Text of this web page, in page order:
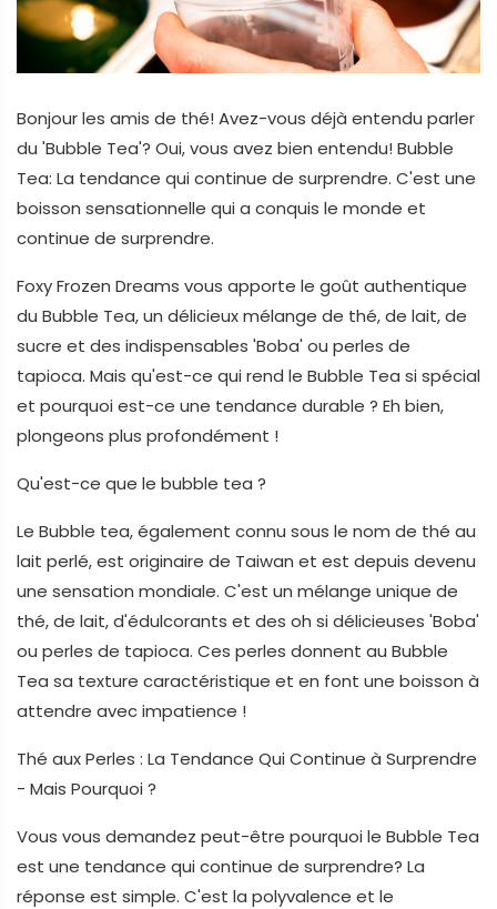
Bonjour les amis de thé! Avez-vous déjà entendu parler
du 'Bubble Tea'? Oui, vous avez bien entendu! Bubble
Tea: La tendance qui continue de surprendre. C'est une
boisson sensationnelle qui a conquis le monde et
continue de surprendre.
Foxy Frozen Dreams vous apporte le goût authentique
du Bubble Tea, un délicieux mélange de thé, de lait, de
sucre et des indispensables 'Boba' ou perles de
tapioca. Mais qu'est-ce qui rend le Bubble Tea si spécial
et pourquoi est-ce une tendance durable ? Eh bien,
plongeons plus profondément !
Qu'est-ce que le bubble tea ?
Le Bubble tea, également connu sous le nom de thé au
lait perlé, est originaire de Taiwan et est depuis devenu
une sensation mondiale. C'est un mélange unique de
thé, de lait, d'édulcorants et des oh si délicieuses 'Boba'
ou perles de tapioca. Ces perles donnent au Bubble
Tea sa texture caractéristique et en font une boisson à
attendre avec impatience !
Thé aux Perles : La Tendance Qui Continue à Surprendre
- Mais Pourquoi ?
Vous vous demandez peut-être pourquoi le Bubble Tea
est une tendance qui continue de surprendre? La
réponse est simple. C'est la polyvalence et le